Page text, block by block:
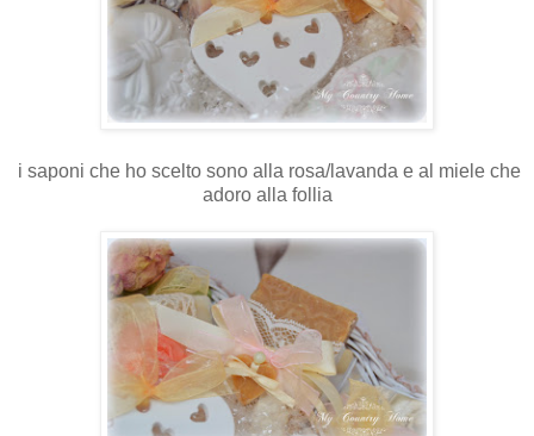
i saponi che ho scelto sono alla rosa/lavanda e al miele che
adoro alla follia